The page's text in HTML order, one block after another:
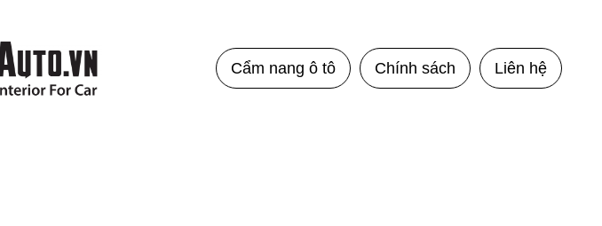
Cẩm nang ô tô Chính sách Liên hệ